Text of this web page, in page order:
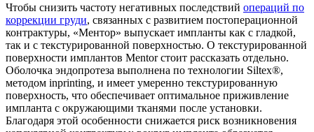
Чтобы снизить частоту негативных последствий операций по
коррекции груди, связанных с развитием постоперационной
контрактуры, «Ментор» выпускает импланты как с гладкой,
так и с текстурированной поверхностью. О текстурированной
поверхности имплантов Mentor стоит рассказать отдельно.
Оболочка эндопротеза выполнена по технологии Siltex®,
методом inprinting, и имеет умеренно текстурированную
поверхность, что обеспечивает оптимальное приживление
импланта с окружающими тканями после установки.
Благодаря этой особенности снижается риск возникновения